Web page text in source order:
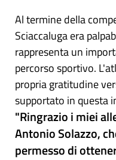
Al termine della
Sciaccaluga era
rappresenta un
percorso sportivo.
propria gratitudine
supportato in questa
"Ringrazio i miei
Antonio Solazzo,
permesso di